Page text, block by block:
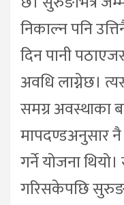
निकाल्न पनि
दिन पानी
अवधि लाग्नेछ।
समग्र अवस्थाका
मापदण्डअनुसार नै
गर्ने योजना
गरिसकेपछि सुरुङ